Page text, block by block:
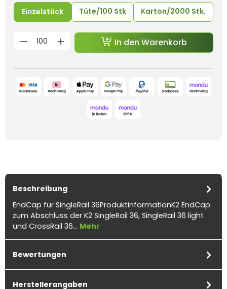
Einzelstück Tüte/100 Stk Karton/2000 Stk.
Produkt Anzahl: Gib den
In den Warenkorb
Beschreibung
EndCap für SingleRail 36ProduktinformationK2 EndCap
zum Abschluss der K2 SingleRail 36, SingleRail 36 light
und CrossRail 36… Mehr
Bewertungen
Herstellerangaben